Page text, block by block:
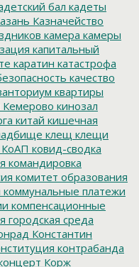
бал кадеты
Казначейство
камера камеры
капитальный
каратин катастрофа
качество
квартиры
Кемерово кинозал
китай кишечная
клещ клещи
КоАП ковид-сводка
командировка
комитет образования
коммунальные платежи
компенсационные
городская среда
Константин
контрабанда
Корж